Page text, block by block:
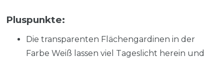
Pluspunkte:
Die transparenten Flächengardinen in der
Farbe Weiß lassen viel Tageslicht herein und